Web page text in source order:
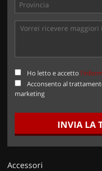
Ho letto e accetto
Acconsento al
marketing
INVIA LA
Accessori